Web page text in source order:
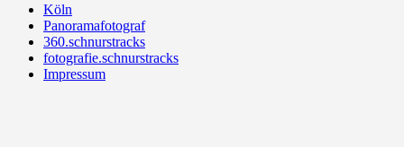
Köln
Panoramafotograf
360.schnurstracks
fotografie.schnurstracks
Impressum